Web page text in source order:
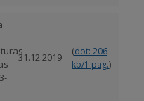
31.12.2019 (dot: 206
kb/1 pag.)